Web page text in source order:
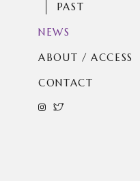
PAST
NEWS
ABOUT / ACCESS
CONTACT